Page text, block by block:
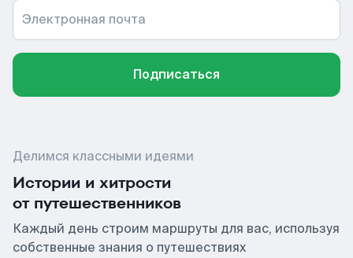
Электронная почта
Подписаться
Делимся классными идеями
Истории и хитрости
от путешественников
Каждый день строим маршруты для вас, используя
собственные знания о путешествиях